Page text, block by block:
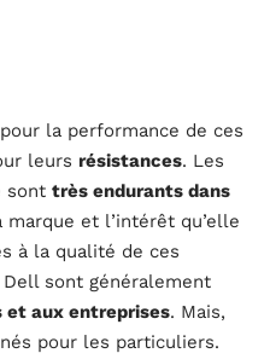
la performance de ces
leurs résistances. Les
sont très endurants dans
marque et l’intérêt qu’elle
à la qualité de ces
sont généralement
et aux entreprises. Mais,
pour les particuliers.